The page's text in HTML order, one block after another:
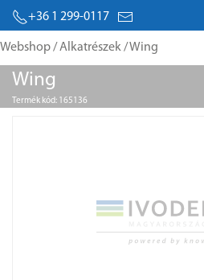
+36 1 299-0117
Webshop/Alkatrészek/ Wing
Wing
Termék kód: 165136